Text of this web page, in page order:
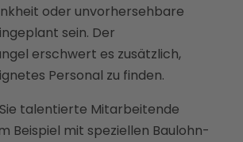
oder unvorhersehbare
sein. Der
erschwert es zusätzlich,
Personal zu finden.
talentierte Mitarbeitende
Beispiel mit speziellen Baulohn-